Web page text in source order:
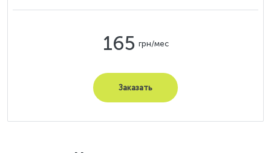
165 грн/мес
Заказать